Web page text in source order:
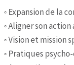
◦ Expansion de la
◦ Aligner son
◦ Vision et mission
◦ Pratiques